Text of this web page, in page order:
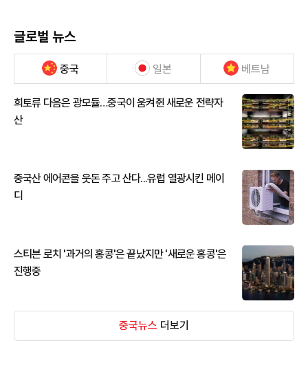
글로벌 뉴스
중국 일본 베트남
희토류 다음은 광모듈…중국이 움켜쥔 새로운 전략자
산
중국산 에어콘을 웃돈 주고 산다...유럽 열광시킨 메이
디
스티븐 로치 '과거의 홍콩'은 끝났지만 '새로운 홍콩'은
진행중
중국뉴스 더보기